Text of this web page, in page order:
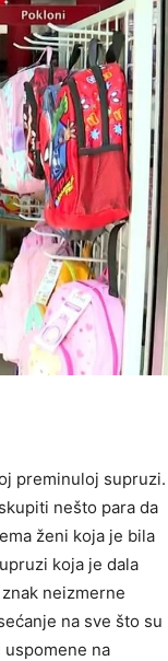
preminuloj supruzi.
nešto para da
ženi koja je bila
koja je dala
neizmerne
na sve što su
na